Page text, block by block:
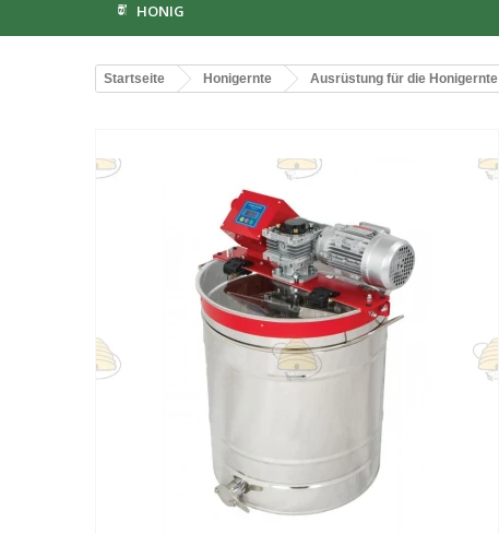
HONIG
Startseite Honigernte Ausrüstung für die Honigernte